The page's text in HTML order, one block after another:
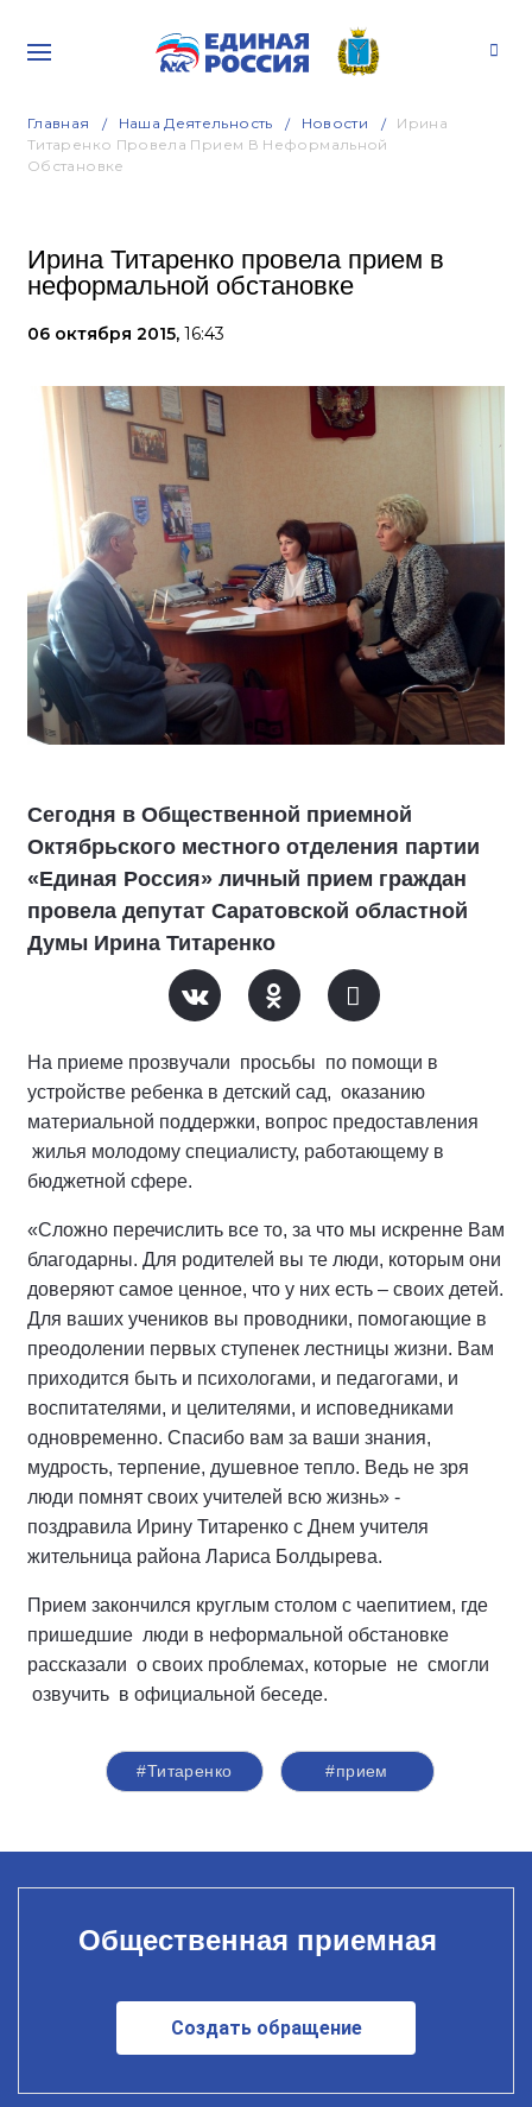
Главная Наша Деятельность Новости
Ирина
Титаренко Провела Прием В Неформальной
Обстановке
Ирина Титаренко провела прием в
неформальной обстановке
06 октября 2015, 16:43
Сегодня в Общественной приемной
Октябрьского местного отделения партии
«Единая Россия» личный прием граждан
провела депутат Саратовской областной
Думы Ирина Титаренко
На приеме прозвучали просьбы по помощи в
устройстве ребенка в детский сад, оказанию
материальной поддержки, вопрос предоставления
жилья молодому специалисту, работающему в
бюджетной сфере.
«Сложно перечислить все то, за что мы искренне Вам
благодарны. Для родителей вы те люди, которым они
доверяют самое ценное, что у них есть – своих детей.
Для ваших учеников вы проводники, помогающие в
преодолении первых ступенек лестницы жизни. Вам
приходится быть и психологами, и педагогами, и
воспитателями, и целителями, и исповедниками
одновременно. Спасибо вам за ваши знания,
мудрость, терпение, душевное тепло. Ведь не зря
люди помнят своих учителей всю жизнь» -
поздравила Ирину Титаренко с Днем учителя
жительница района Лариса Болдырева.
Прием закончился круглым столом с чаепитием, где
пришедшие люди в неформальной обстановке
рассказали о своих проблемах, которые не смогли
озвучить в официальной беседе.
#Титаренко #прием
Общественная приемная
Создать обращение